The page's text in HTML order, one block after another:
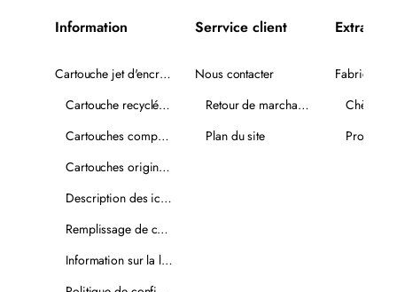
Information
Cartouche jet d'encre recyclée
Cartouche recyclée PLUS
Cartouches compatibles
Cartouches originales
Description des icônes
Remplissage de cartouches
Information sur la livraison
Serrvice client
Nous contacter
Retour de marchandise
Plan du site
Extra
Fabricants